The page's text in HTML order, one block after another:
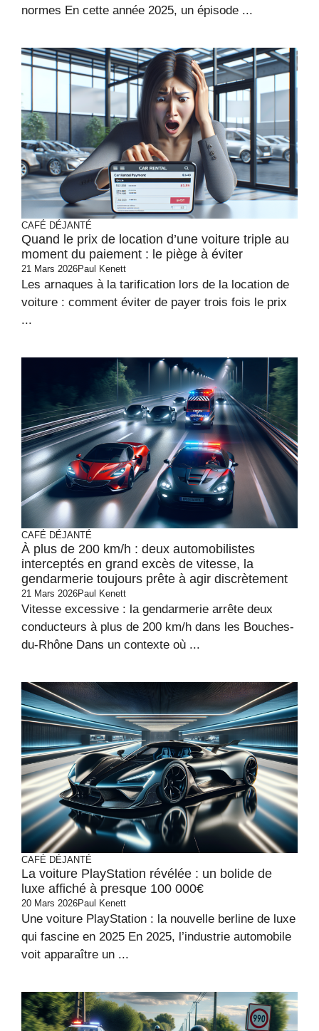
normes En cette année 2025, un épisode ...
CAFÉ DÉJANTÉ
Quand le prix de location d’une voiture triple au
moment du paiement : le piège à éviter
21 Mars 2026Paul Kenett
Les arnaques à la tarification lors de la location de
voiture : comment éviter de payer trois fois le prix
...
CAFÉ DÉJANTÉ
À plus de 200 km/h : deux automobilistes
interceptés en grand excès de vitesse, la
gendarmerie toujours prête à agir discrètement
21 Mars 2026Paul Kenett
Vitesse excessive : la gendarmerie arrête deux
conducteurs à plus de 200 km/h dans les Bouches-
du-Rhône Dans un contexte où ...
CAFÉ DÉJANTÉ
La voiture PlayStation révélée : un bolide de
luxe affiché à presque 100 000€
20 Mars 2026Paul Kenett
Une voiture PlayStation : la nouvelle berline de luxe
qui fascine en 2025 En 2025, l’industrie automobile
voit apparaître un ...